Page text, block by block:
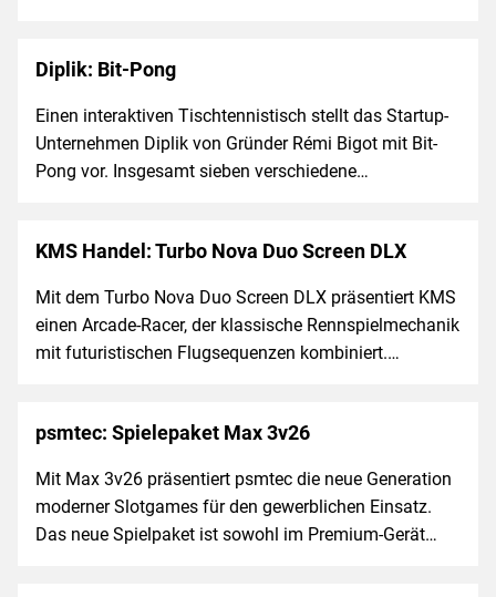
Diplik: Bit-Pong
Einen interaktiven Tischtennistisch stellt das Startup-
Unternehmen Diplik von Gründer Rémi Bigot mit Bit-
Pong vor. Insgesamt sieben verschiedene…
KMS Handel: Turbo Nova Duo Screen DLX
Mit dem Turbo Nova Duo Screen DLX präsentiert KMS
einen Arcade-Racer, der klassische Rennspielmechanik
mit futuristischen Flugsequenzen kombiniert.…
psmtec: Spielepaket Max 3v26
Mit Max 3v26 präsentiert psmtec die neue Generation
moderner Slotgames für den gewerblichen Einsatz.
Das neue Spielpaket ist sowohl im Premium-Gerät…